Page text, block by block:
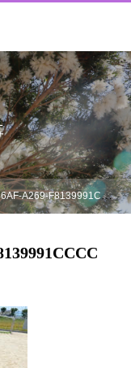
A269-F8139991CCCC